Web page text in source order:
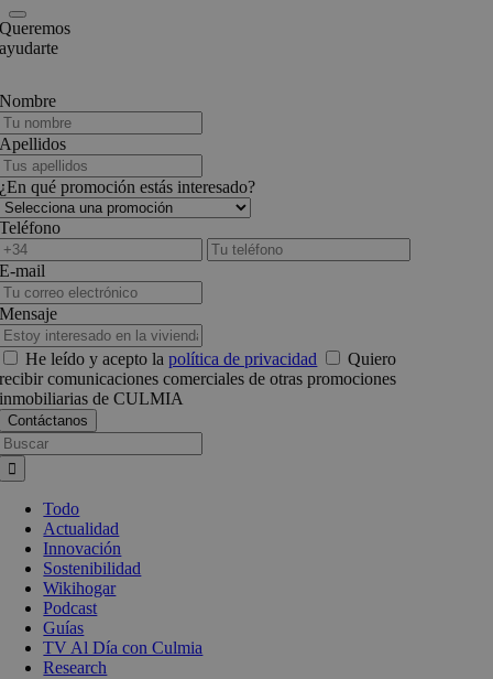
Queremos
ayudarte
Nombre
Apellidos
¿En qué promoción estás interesado?
Teléfono
E-mail
Mensaje
He leído y acepto lapolítica de privacidad
Quiero
recibir comunicaciones comerciales de otras promociones
inmobiliarias de CULMIA
Todo
Actualidad
Innovación
Sostenibilidad
Wikihogar
Podcast
Guías
TV Al Día con Culmia
Research